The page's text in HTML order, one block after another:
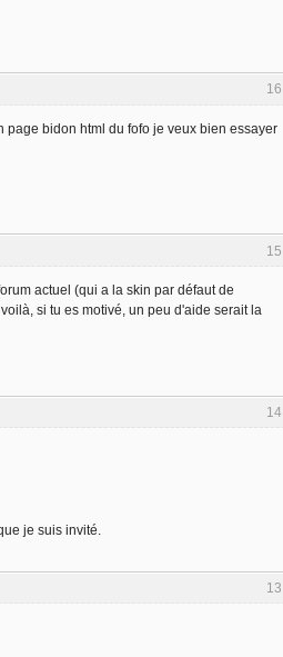
16
page bidon html du fofo je veux bien essayer
15
actuel (qui a la skin par défaut de
voilà, si tu es motivé, un peu d'aide serait la
14
je suis invité.
13